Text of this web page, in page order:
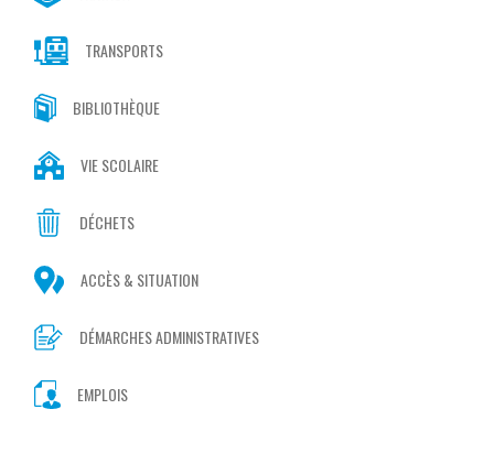
TRANSPORTS
BIBLIOTHÈQUE
VIE SCOLAIRE
DÉCHETS
ACCÈS & SITUATION
DÉMARCHES ADMINISTRATIVES
EMPLOIS